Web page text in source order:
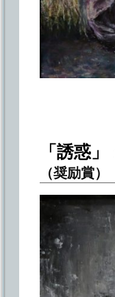
「誘惑」
（奨励賞）